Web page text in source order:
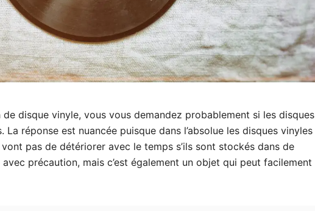
disque vinyle, vous vous demandez probablement si les disques
réponse est nuancée puisque dans l’absolue les disques vinyles
pas de détériorer avec le temps s’ils sont stockés dans de
précaution, mais c’est également un objet qui peut facilement